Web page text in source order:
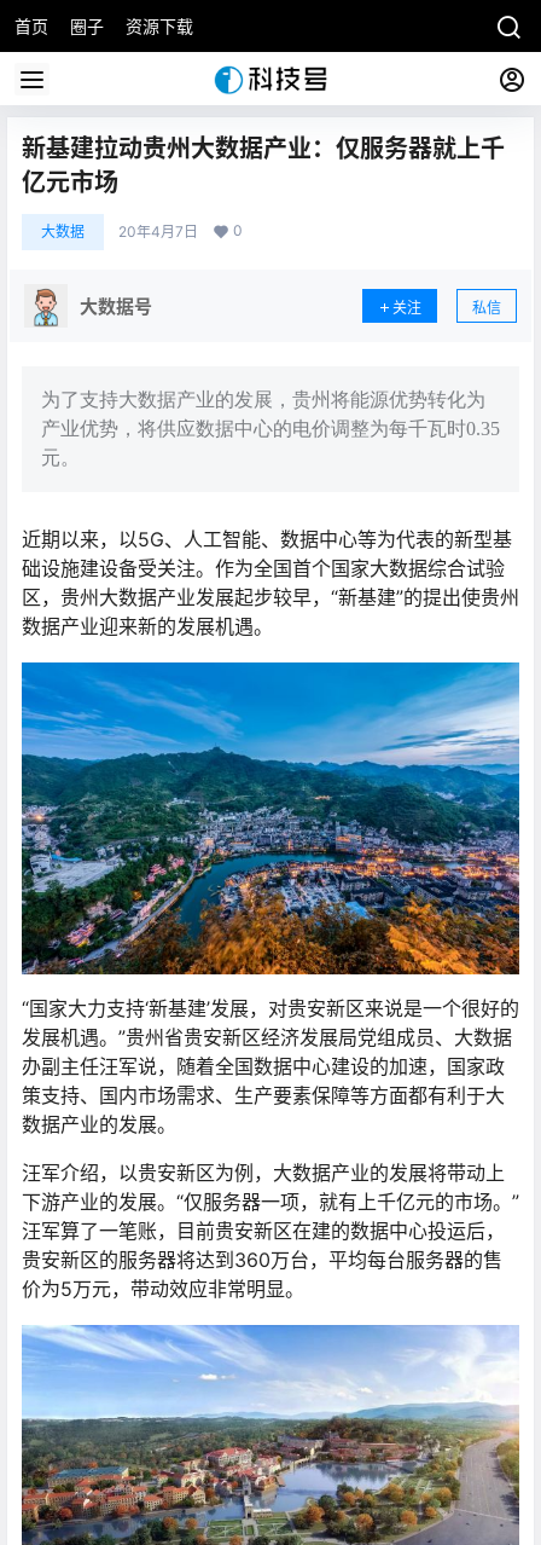
首页 圈子 资源下载
新基建拉动贵州大数据产业：仅服务器就上千
亿元市场
大数据 20年4月7日 0
大数据号 关注 私信
为了支持大数据产业的发展，贵州将能源优势转化为
产业优势，将供应数据中心的电价调整为每千瓦时0.35
元。
近期以来，以5G、人工智能、数据中心等为代表的新型基
础设施建设备受关注。作为全国首个国家大数据综合试验
区，贵州大数据产业发展起步较早，“新基建”的提出使贵州
数据产业迎来新的发展机遇。
“国家大力支持‘新基建’发展，对贵安新区来说是一个很好的
发展机遇。”贵州省贵安新区经济发展局党组成员、大数据
办副主任汪军说，随着全国数据中心建设的加速，国家政
策支持、国内市场需求、生产要素保障等方面都有利于大
数据产业的发展。
汪军介绍，以贵安新区为例，大数据产业的发展将带动上
下游产业的发展。“仅服务器一项，就有上千亿元的市场。”
汪军算了一笔账，目前贵安新区在建的数据中心投运后，
贵安新区的服务器将达到360万台，平均每台服务器的售
价为5万元，带动效应非常明显。